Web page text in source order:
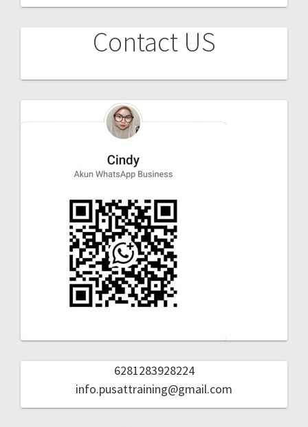
Contact US
6281283928224
info.pusattraining@gmail.com